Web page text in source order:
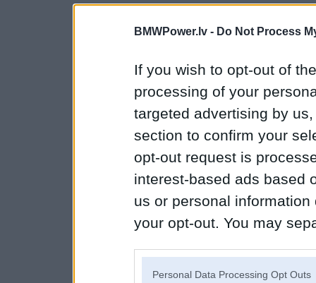
BMWPower.lv - Do Not Process
If you wish to opt-out of
processing of your
targeted advertising by
section to confirm your
opt-out request is
interest-based ads based
us or personal
your opt-out. You may
Personal Data Processing Opt Outs